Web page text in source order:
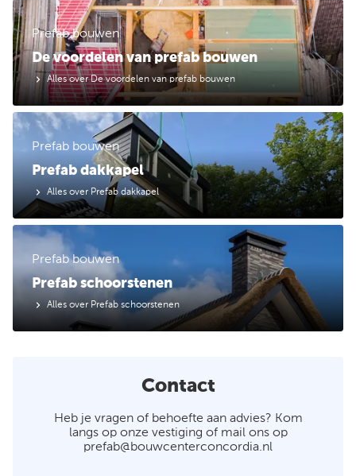
De voordelen van prefab bouwen
Prefab bouwen
Alles over De voordelen van prefab bouwen
Prefab dakkapel
Prefab bouwen
Alles over Prefab dakkapel
Prefab schoorstenen
Prefab bouwen
Alles over Prefab schoorstenen
Contact
Heb je vragen of behoefte aan advies? Kom
langs op onze vestiging of mail ons op
prefab@bouwcenterconcordia.nl